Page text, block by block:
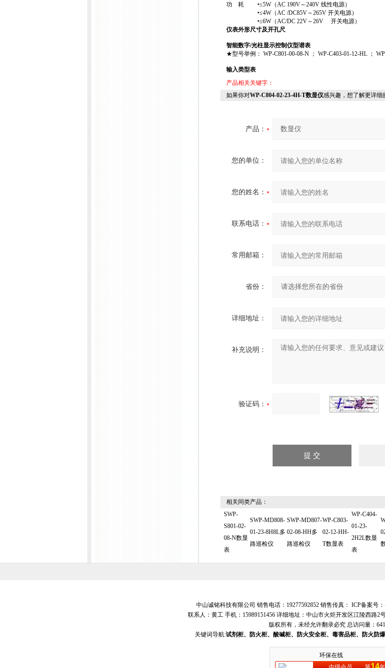
功 耗 •≤5W（AC 190V～240V 线性电源）
•≤4W（AC /DC85V～265V 开关电源）
•≤6W（AC/DC 22V～26V 开关电源）
仪表外形尺寸及开孔尺
智能数字/光柱显示控制仪型谱表
★型号举例： WP-C801-00-08-N ； WP-C403-01-12-HL ；
输入类型表
产品相关关键字：
如果你对WP-C804-02-23-4H-T数显仪感兴趣，想了解更详细
产品：
您的单位：
您的姓名：
联系电话：
常用邮箱：
省份：
详细地址：
补充说明：
验证码：
相关同类产品：
SWP-
S801-02-
08-N数显
表
SWP-MD808-
01-23-8H8L多
路巡检仪
SWP-MD807-
02-08-HH多
路巡检仪
WP-C803-
02-12-HH-
T数显表
WP-C404-
01-23-
2H2L数显
表
中山诚铭科技有限公司 销售电话：19277592852 销售传真： ICP备案号：
联系人：黄工 手机：15989151456 详细地址：中山市火炬开发区江陵西路2
版权所有，未经允许翻录必究总访问量：
关键词导航:试剂柜、防火柜、酸碱柜、防火安全柜、毒害品柜、防火防
环保在线
14